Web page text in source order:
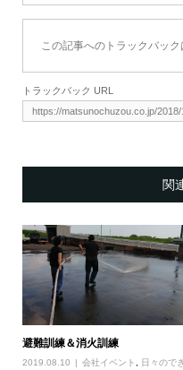
この記事へのトラックバック
トラックバック URL
関
避難訓練＆消火訓練
2019.08.10 会社イベント
日々のでき